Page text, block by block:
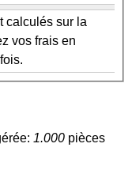
calculés sur la
vos frais en
1.000 pièces